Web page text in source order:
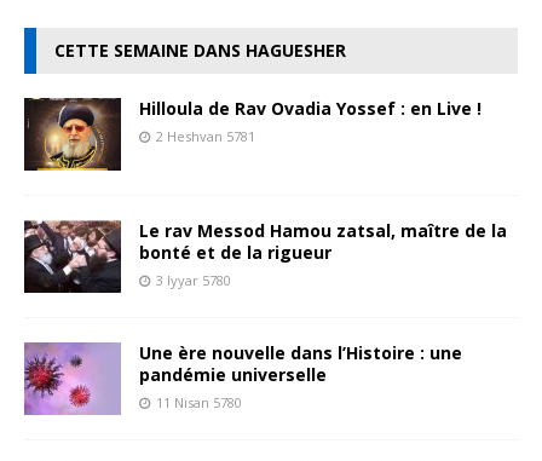
CETTE SEMAINE DANS HAGUESHER
Hilloula de Rav Ovadia Yossef : en Live !
2 Heshvan 5781
Le rav Messod Hamou zatsal, maître de la
bonté et de la rigueur
3 Iyyar 5780
Une ère nouvelle dans l’Histoire : une
pandémie universelle
11 Nisan 5780